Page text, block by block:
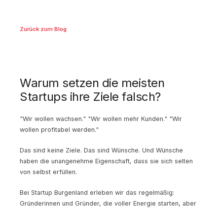
Zurück zum Blog
Warum setzen die meisten
Startups ihre Ziele falsch?
"Wir wollen wachsen." "Wir wollen mehr Kunden." "Wir
wollen profitabel werden."
Das sind keine Ziele. Das sind Wünsche. Und Wünsche
haben die unangenehme Eigenschaft, dass sie sich selten
von selbst erfüllen.
Bei Startup Burgenland erleben wir das regelmäßig:
Gründerinnen und Gründer, die voller Energie starten, aber